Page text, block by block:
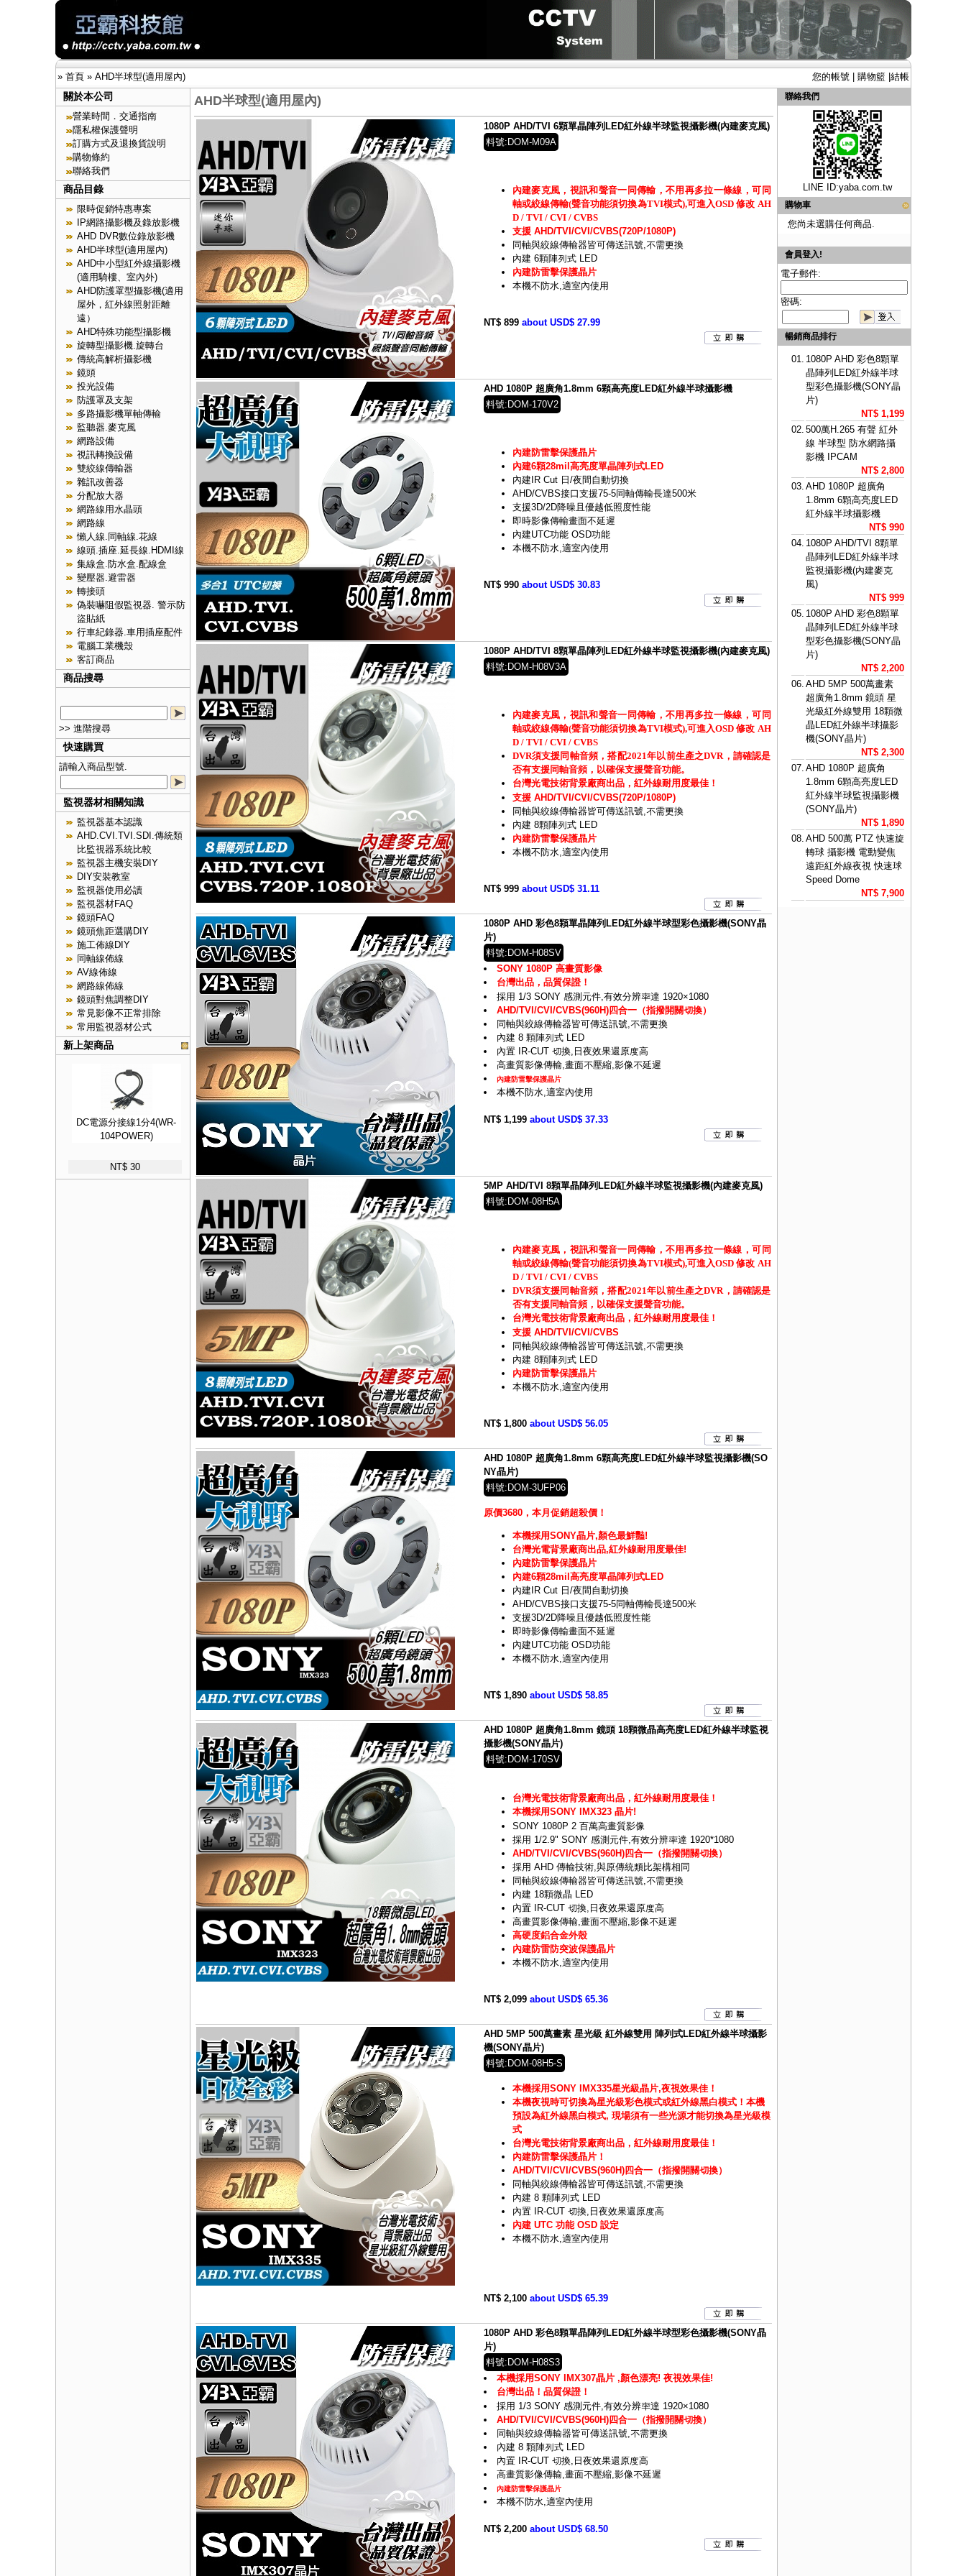
» 首頁» AHD半球型(適用屋內) 您的帳號| 購物籃| 結帳
關於本公司
營業時間．交通指南
隱私權保護聲明
訂購方式及退換貨說明
購物條約
聯絡我們
商品目錄
限時促銷特惠專案
IP網路攝影機及錄放影機
AHD DVR數位錄放影機
AHD半球型(適用屋內)
AHD中小型紅外線攝影機
(適用騎樓、室內外)
AHD防護罩型攝影機(適用
屋外，紅外線照射距離
遠）
AHD特殊功能型攝影機
旋轉型攝影機.旋轉台
傳統高解析攝影機
鏡頭
投光設備
防護罩及支架
多路攝影機單軸傳輸
監聽器.麥克風
網路設備
視訊轉換設備
雙絞線傳輸器
雜訊改善器
分配放大器
網路線用水晶頭
網路線
懶人線.同軸線.花線
線頭.插座.延長線.HDMI線
集線盒.防水盒.配線盒
變壓器.避雷器
轉接頭
偽裝嚇阻假監視器. 警示防
盜貼紙
行車紀錄器.車用插座配件
電腦工業機殼
客訂商品
商品搜尋
>> 進階搜尋
快速購買
請輸入商品型號.
監視器材相關知識
監視器基本認識
AHD.CVI.TVI.SDI.傳統類
比監視器系統比較
監視器主機安裝DIY
DIY安裝教室
監視器使用必讀
監視器材FAQ
鏡頭FAQ
鏡頭焦距選購DIY
施工佈線DIY
同軸線佈線
AV線佈線
網路線佈線
鏡頭對焦調整DIY
常見影像不正常排除
常用監視器材公式
新上架商品
DC電源分接線1分4(WR-
104POWER)
NT$ 30
AHD半球型(適用屋內)
1080P AHD/TVI 6顆單晶陣列LED紅外線半球監視攝影機(內建麥克風)
料號:DOM-M09A
內建麥克風，視訊和聲音一同傳輸，不用再多拉一條線，可同
軸或絞線傳輸(聲音功能須切換為TVI模式),可進入OSD 修改 AH
D / TVI / CVI / CVBS
支援 AHD/TVI/CVI/CVBS(720P/1080P)
同軸與絞線傳輸器皆可傳送訊號,不需更換
內建 6顆陣列式 LED
內建防雷擊保護晶片
本機不防水,適室內使用
NT$ 899 about USD$ 27.99
AHD 1080P 超廣角1.8mm 6顆高亮度LED紅外線半球攝影機
料號:DOM-170V2
內建防雷擊保護晶片
內建6顆28mil高亮度單晶陣列式LED
內建IR Cut 日/夜間自動切換
AHD/CVBS接口支援75-5同軸傳輸長達500米
支援3D/2D降噪且優越低照度性能
即時影像傳輸畫面不延遲
內建UTC功能 OSD功能
本機不防水,適室內使用
NT$ 990 about USD$ 30.83
1080P AHD/TVI 8顆單晶陣列LED紅外線半球監視攝影機(內建麥克風)
料號:DOM-H08V3A
內建麥克風，視訊和聲音一同傳輸，不用再多拉一條線，可同
軸或絞線傳輸(聲音功能須切換為TVI模式),可進入OSD 修改 AH
D / TVI / CVI / CVBS
DVR須支援同軸音頻，搭配2021年以前生產之DVR，請確認是
否有支援同軸音頻，以確保支援聲音功能。
台灣光電技術背景廠商出品，紅外線耐用度最佳！
支援 AHD/TVI/CVI/CVBS(720P/1080P)
同軸與絞線傳輸器皆可傳送訊號,不需更換
內建 8顆陣列式 LED
內建防雷擊保護晶片
本機不防水,適室內使用
NT$ 999 about USD$ 31.11
1080P AHD 彩色8顆單晶陣列LED紅外線半球型彩色攝影機(SONY晶
片)
料號:DOM-H08SV
SONY 1080P 高畫質影像
台灣出品，品質保證！
採用 1/3 SONY 感測元件,有效分辨率達 1920×1080
AHD/TVI/CVI/CVBS(960H)四合一（指撥開關切換）
同軸與絞線傳輸器皆可傳送訊號,不需更換
內建 8 顆陣列式 LED
內置 IR-CUT 切換,日夜效果還原度高
高畫質影像傳輸,畫面不壓縮,影像不延遲
內建防雷擊保護晶片
本機不防水,適室內使用
NT$ 1,199 about USD$ 37.33
5MP AHD/TVI 8顆單晶陣列LED紅外線半球監視攝影機(內建麥克風)
料號:DOM-08H5A
內建麥克風，視訊和聲音一同傳輸，不用再多拉一條線，可同
軸或絞線傳輸(聲音功能須切換為TVI模式),可進入OSD 修改 AH
D / TVI / CVI / CVBS
DVR須支援同軸音頻，搭配2021年以前生產之DVR，請確認是
否有支援同軸音頻，以確保支援聲音功能。
台灣光電技術背景廠商出品，紅外線耐用度最佳！
支援 AHD/TVI/CVI/CVBS
同軸與絞線傳輸器皆可傳送訊號,不需更換
內建 8顆陣列式 LED
內建防雷擊保護晶片
本機不防水,適室內使用
NT$ 1,800 about USD$ 56.05
AHD 1080P 超廣角1.8mm 6顆高亮度LED紅外線半球監視攝影機(SO
NY晶片)
料號:DOM-3UFP06
原價3680，本月促銷超殺價！
本機採用SONY晶片,顏色最鮮豔!
台灣光電背景廠商出品,紅外線耐用度最佳!
內建防雷擊保護晶片
內建6顆28mil高亮度單晶陣列式LED
內建IR Cut 日/夜間自動切換
AHD/CVBS接口支援75-5同軸傳輸長達500米
支援3D/2D降噪且優越低照度性能
即時影像傳輸畫面不延遲
內建UTC功能 OSD功能
本機不防水,適室內使用
NT$ 1,890 about USD$ 58.85
AHD 1080P 超廣角1.8mm 鏡頭 18顆微晶高亮度LED紅外線半球監視
攝影機(SONY晶片)
料號:DOM-170SV
台灣光電技術背景廠商出品，紅外線耐用度最佳！
本機採用SONY IMX323 晶片!
SONY 1080P 2 百萬高畫質影像
採用 1/2.9" SONY 感測元件,有效分辨率達 1920*1080
AHD/TVI/CVI/CVBS(960H)四合一（指撥開關切換）
採用 AHD 傳輸技術,與原傳統類比架構相同
同軸與絞線傳輸器皆可傳送訊號,不需更換
內建 18顆微晶 LED
內置 IR-CUT 切換,日夜效果還原度高
高畫質影像傳輸,畫面不壓縮,影像不延遲
高硬度鋁合金外殼
內建防雷防突波保護晶片
本機不防水,適室內使用
NT$ 2,099 about USD$ 65.36
AHD 5MP 500萬畫素 星光級 紅外線雙用 陣列式LED紅外線半球攝影
機(SONY晶片)
料號:DOM-08H5-S
本機採用SONY IMX335星光級晶片,夜視效果佳！
本機夜視時可切換為星光級彩色模式或紅外線黑白模式！ 本機
預設為紅外線黑白模式, 現場須有一些光源才能切換為星光級模
式
台灣光電技術背景廠商出品，紅外線耐用度最佳！
內建防雷擊保護晶片！
AHD/TVI/CVI/CVBS(960H)四合一（指撥開關切換）
同軸與絞線傳輸器皆可傳送訊號,不需更換
內建 8 顆陣列式 LED
內置 IR-CUT 切換,日夜效果還原度高
內建 UTC 功能 OSD 設定
本機不防水,適室內使用
NT$ 2,100 about USD$ 65.39
1080P AHD 彩色8顆單晶陣列LED紅外線半球型彩色攝影機(SONY晶
片)
料號:DOM-H08S3
本機採用SONY IMX307晶片 ,顏色漂亮! 夜視效果佳!
台灣出品！品質保證！
採用 1/3 SONY 感測元件,有效分辨率達 1920×1080
AHD/TVI/CVI/CVBS(960H)四合一（指撥開關切換）
同軸與絞線傳輸器皆可傳送訊號,不需更換
內建 8 顆陣列式 LED
內置 IR-CUT 切換,日夜效果還原度高
高畫質影像傳輸,畫面不壓縮,影像不延遲
內建防雷擊保護晶片
本機不防水,適室內使用
NT$ 2,200 about USD$ 68.50
聯絡我們
LINE ID:yaba.com.tw
購物車
您尚未選購任何商品.
會員登入!
電子郵件:
密碼:
暢銷商品排行
01. 1080P AHD 彩色8顆單
晶陣列LED紅外線半球
型彩色攝影機(SONY晶
片)
NT$ 1,199
02. 500萬H.265 有聲 紅外
線 半球型 防水網路攝
影機 IPCAM
NT$ 2,800
03. AHD 1080P 超廣角
1.8mm 6顆高亮度LED
紅外線半球攝影機
NT$ 990
04. 1080P AHD/TVI 8顆單
晶陣列LED紅外線半球
監視攝影機(內建麥克
風)
NT$ 999
05. 1080P AHD 彩色8顆單
晶陣列LED紅外線半球
型彩色攝影機(SONY晶
片)
NT$ 2,200
06. AHD 5MP 500萬畫素
超廣角1.8mm 鏡頭 星
光級紅外線雙用 18顆微
晶LED紅外線半球攝影
機(SONY晶片)
NT$ 2,300
07. AHD 1080P 超廣角
1.8mm 6顆高亮度LED
紅外線半球監視攝影機
(SONY晶片)
NT$ 1,890
08. AHD 500萬 PTZ 快速旋
轉球 攝影機 電動變焦
遠距紅外線夜視 快速球
Speed Dome
NT$ 7,900